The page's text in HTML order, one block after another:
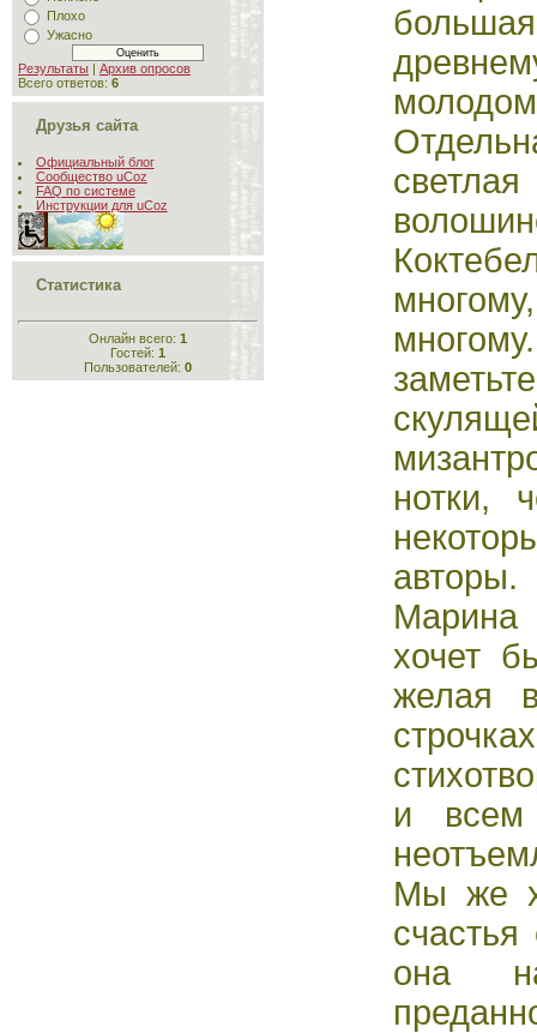
Плохо
Ужасно
Результаты | Архив опросов
Всего ответов: 6
Друзья сайта
Официальный блог
Сообщество uCoz
FAQ по системе
Инструкции для uCoz
Статистика
Онлайн всего: 1
Гостей: 1
Пользователей: 0
нотки,
авторы.
хочет
желая
и
Мы же
счастья
она